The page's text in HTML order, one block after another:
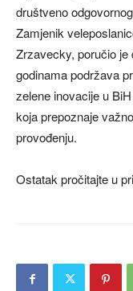
društveno
Zamjenik
Zrzavecky, poručio
godinama podržava
zelene inovacije u
koja prepoznaje
provođenju.
Ostatak pročitajte u